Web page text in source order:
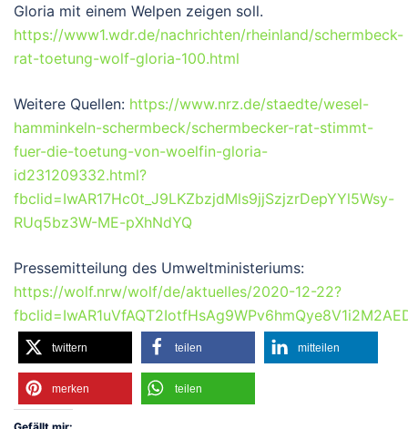
Gloria mit einem Welpen zeigen soll.
https://www1.wdr.de/nachrichten/rheinland/schermbeck-
rat-toetung-wolf-gloria-100.html
Weitere Quellen: https://www.nrz.de/staedte/wesel-
hamminkeln-schermbeck/schermbecker-rat-stimmt-
fuer-die-toetung-von-woelfin-gloria-
id231209332.html?
fbclid=IwAR17Hc0t_J9LKZbzjdMls9jjSzjzrDepYYl5Wsy-
RUq5bz3W-ME-pXhNdYQ
Pressemitteilung des Umweltministeriums:
https://wolf.nrw/wolf/de/aktuelles/2020-12-22?
twittern teilen mitteilen
merken teilen